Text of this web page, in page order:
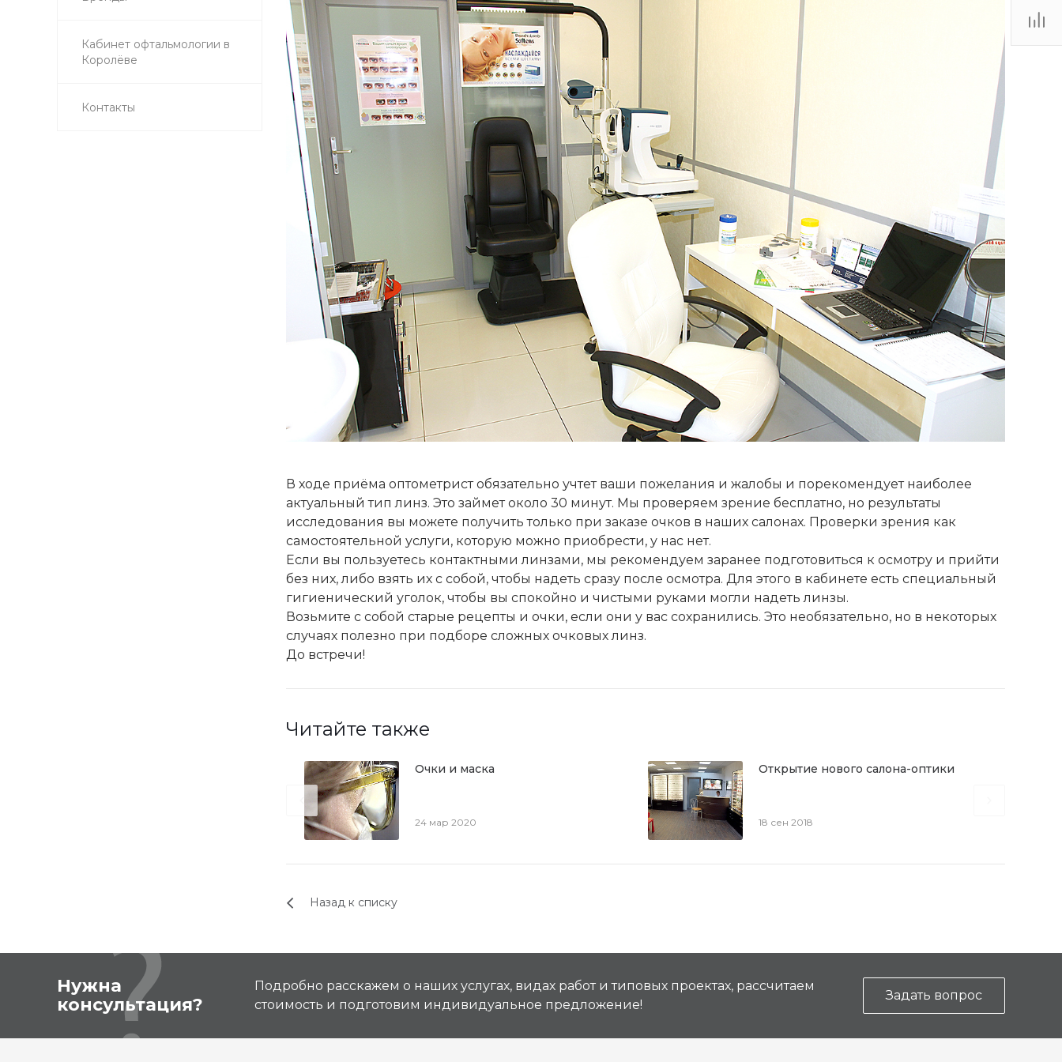
Космонавтов, д.15, ТЦ
"САТУРН", 1 этаж, пом. IV-
Пн-Пт: 10:00-19:45
Сб: 10:00-19:30
Вс: 10:00-19:00
1 мая: 10:00-19:00
9 мая: 10:00-19:00
Кабинет офтальмологии в
Королёве
Контакты
В ходе приёма оптометрист обязательно учтет ваши пожелания и жалобы и порекомендует наиболее
актуальный тип линз. Это займет около 30 минут. Мы проверяем зрение бесплатно, но результаты
исследования вы можете получить только при заказе очков в наших салонах. Проверки зрения как
самостоятельной услуги, которую можно приобрести, у нас нет.
Если вы пользуетесь контактными линзами, мы рекомендуем заранее подготовиться к осмотру и прийти
без них, либо взять их с собой, чтобы надеть сразу после осмотра. Для этого в кабинете есть специальный
гигиенический уголок, чтобы вы спокойно и чистыми руками могли надеть линзы.
Возьмите с собой старые рецепты и очки, если они у вас сохранились. Это необязательно, но в некоторых
случаях полезно при подборе сложных очковых линз.
До встречи!
Читайте также
Очки и маска
24 мар 2020
Открытие нового салона-оптики
18 сен 2018
Назад к списку
Нужна
консультация?
Подробно расскажем о наших услугах, видах работ и типовых проектах, рассчитаем
стоимость и подготовим индивидуальное предложение!
Задать вопрос